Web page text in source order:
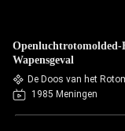
Wapensgeval
De Doos van het
1985 Meningen